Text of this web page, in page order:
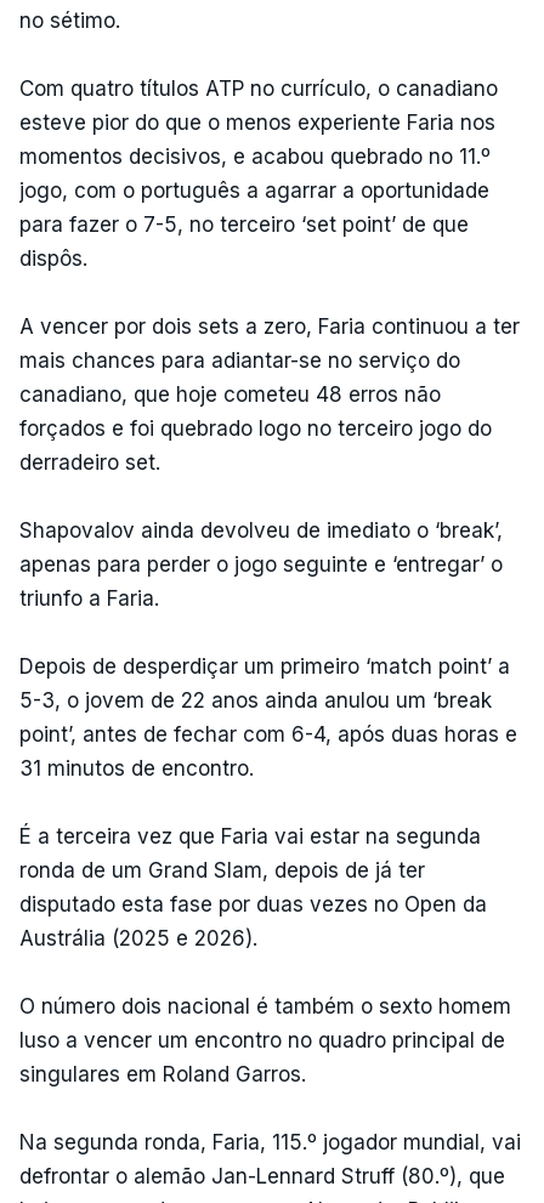
no sétimo.
Com quatro títulos ATP no currículo, o canadiano
esteve pior do que o menos experiente Faria nos
momentos decisivos, e acabou quebrado no 11.º
jogo, com o português a agarrar a oportunidade
para fazer o 7-5, no terceiro ‘set point’ de que
dispôs.
A vencer por dois sets a zero, Faria continuou a ter
mais chances para adiantar-se no serviço do
canadiano, que hoje cometeu 48 erros não
forçados e foi quebrado logo no terceiro jogo do
derradeiro set.
Shapovalov ainda devolveu de imediato o ‘break’,
apenas para perder o jogo seguinte e ‘entregar’ o
triunfo a Faria.
Depois de desperdiçar um primeiro ‘match point’ a
5-3, o jovem de 22 anos ainda anulou um ‘break
point’, antes de fechar com 6-4, após duas horas e
31 minutos de encontro.
É a terceira vez que Faria vai estar na segunda
ronda de um Grand Slam, depois de já ter
disputado esta fase por duas vezes no Open da
Austrália (2025 e 2026).
O número dois nacional é também o sexto homem
luso a vencer um encontro no quadro principal de
singulares em Roland Garros.
Na segunda ronda, Faria, 115.º jogador mundial, vai
defrontar o alemão Jan-Lennard Struff (80.º), que